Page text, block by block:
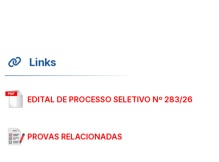
Links
EDITAL DE PROCESSO SELETIVO Nº 283/26
PROVAS RELACIONADAS